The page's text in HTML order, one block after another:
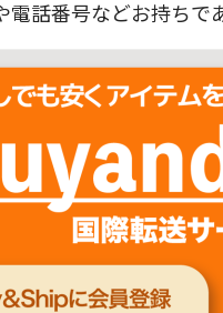
電話番号などお持ち